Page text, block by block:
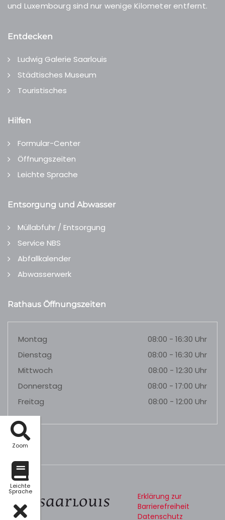
Zoom
Leichte
Sprache
und Luxembourg sind nur wenige Kilometer entfernt.
Entdecken
Ludwig Galerie Saarlouis
Städtisches Museum
Touristisches
Hilfen
Formular-Center
Öffnungszeiten
Leichte Sprache
Entsorgung und Abwasser
Müllabfuhr / Entsorgung
Service NBS
Abfallkalender
Abwasserwerk
Rathaus Öffnungszeiten
Montag
08:00 - 16:30 Uhr
Dienstag
08:00 - 16:30 Uhr
Mittwoch
08:00 - 12:30 Uhr
Donnerstag
08:00 - 17:00 Uhr
Freitag
08:00 - 12:00 Uhr
Erklärung zur
Barrierefreiheit
Datenschutz